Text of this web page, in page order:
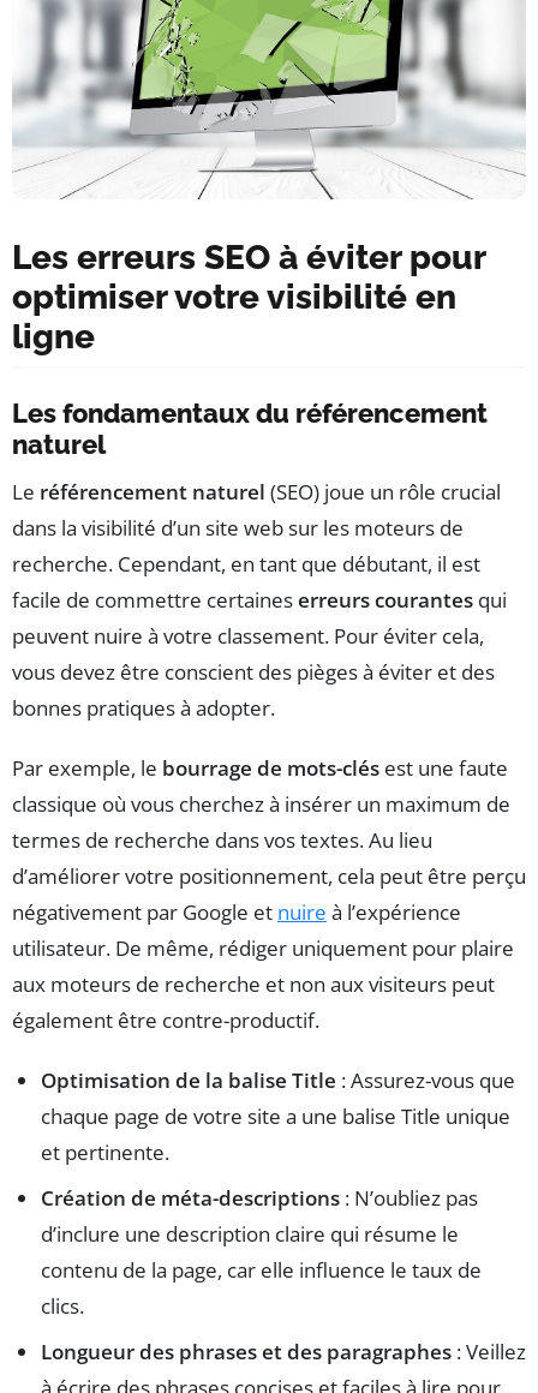
Les erreurs SEO à éviter pour
optimiser votre visibilité en
ligne
Les fondamentaux du référencement
naturel
Le référencement naturel (SEO) joue un rôle crucial
dans la visibilité d’un site web sur les moteurs de
recherche. Cependant, en tant que débutant, il est
facile de commettre certaineserreurs courantes qui
peuvent nuire à votre classement. Pour éviter cela,
vous devez être conscient des pièges à éviter et des
bonnes pratiques à adopter.
Par exemple, le bourrage de mots-clés est une faute
classique où vous cherchez à insérer un maximum de
termes de recherche dans vos textes. Au lieu
d’améliorer votre positionnement, cela peut être perçu
négativement par Google et nuire à l’expérience
utilisateur. De même, rédiger uniquement pour plaire
aux moteurs de recherche et non aux visiteurs peut
également être contre-productif.
Optimisation de la balise Title : Assurez-vous que
chaque page de votre site a une balise Title unique
et pertinente.
Création de méta-descriptions : N’oubliez pas
d’inclure une description claire qui résume le
contenu de la page, car elle influence le taux de
clics.
Longueur des phrases et des paragraphes : Veillez
à écrire des phrases concises et faciles à lire pour